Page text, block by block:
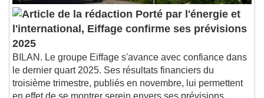
Audio Track
Picture-in-Picture
Fullscreen
Beginning of dialog window. Escape will cancel
and close the window.
Text
Porté par l'énergie et
l'international, Eiffage confirme ses prévisions
2025
BILAN. Le groupe Eiffage s'avance avec confiance dans
le dernier quart 2025. Ses résultats financiers du
troisième trimestre, publiés en novembre, lui permettent